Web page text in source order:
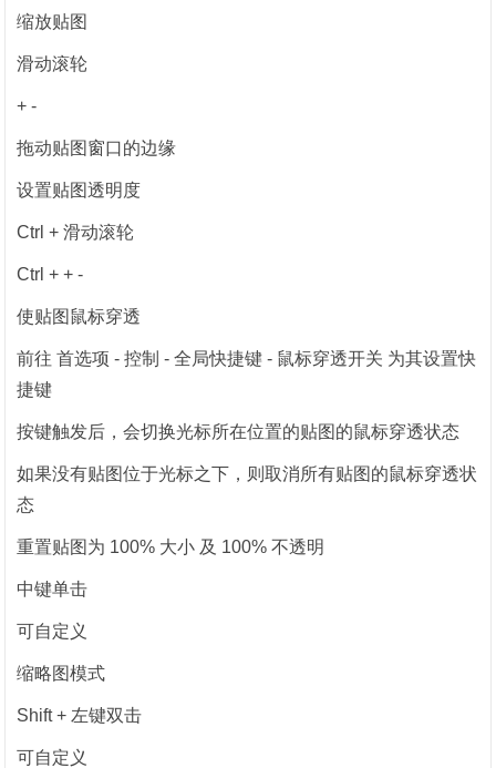
缩放贴图
滑动滚轮
+ -
拖动贴图窗口的边缘
设置贴图透明度
Ctrl + 滑动滚轮
Ctrl + + -
使贴图鼠标穿透
前往 首选项 - 控制 - 全局快捷键 - 鼠标穿透开关 为其设置快
捷键
按键触发后，会切换光标所在位置的贴图的鼠标穿透状态
如果没有贴图位于光标之下，则取消所有贴图的鼠标穿透状
态
重置贴图为 100% 大小 及 100% 不透明
中键单击
可自定义
缩略图模式
Shift + 左键双击
可自定义